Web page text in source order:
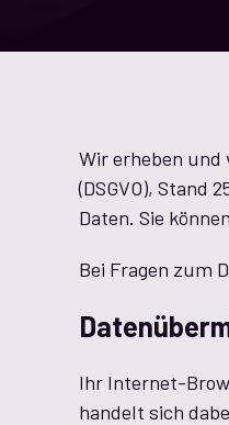
Wir erheben und
(DSGVO), Stand
Daten. Sie
Bei Fragen zum
Ihr Internet-
handelt sich